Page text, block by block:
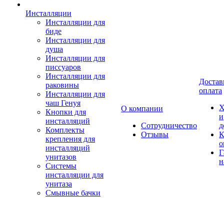
Инсталляции
Инсталляции для
биде
Инсталляции для
душа
Инсталляции для
писсуаров
Инсталляции для
раковины
Инсталляции для
чаш Генуя
Кнопки для
инсталляций
Комплекты
крепления для
инсталляций
унитазов
Системы
инсталляции для
унитаза
Смывные бачки
О компании
Сотрудничество
Отзывы
оплата
и